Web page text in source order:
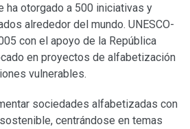
ha otorgado a 500 iniciativas y
alrededor del mundo. UNESCO-
con el apoyo de la República
en proyectos de alfabetización
vulnerables.
sociedades alfabetizadas con
centrándose en temas